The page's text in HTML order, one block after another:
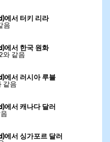
서 터키 리라
음
서 한국 원화
같음
서 러시아 루블
같음
서 캐나다 달러
서 싱가포르 달러